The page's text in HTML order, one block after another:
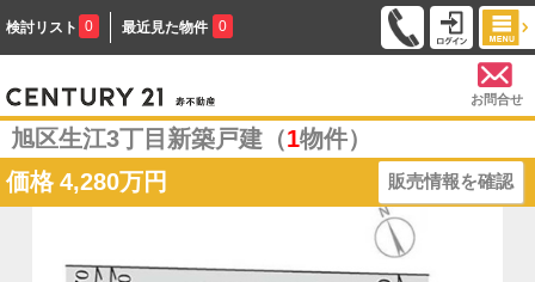
検討リスト 0 最近見た物件 0
お問合せ
旭区生江3丁目新築戸建（1物件）
価格 4,280万円 販売情報を確認